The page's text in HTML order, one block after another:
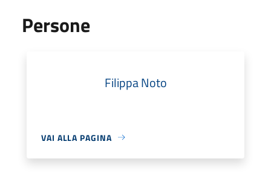
Persone
Filippa Noto
VAI ALLA PAGINA